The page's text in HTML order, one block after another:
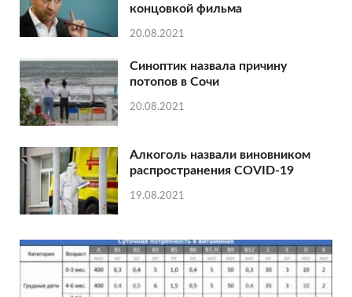
концовкой фильма
20.08.2021
Синоптик назвала причину
потопов в Сочи
20.08.2021
Алкоголь назвали виновником
распространения COVID-19
19.08.2021